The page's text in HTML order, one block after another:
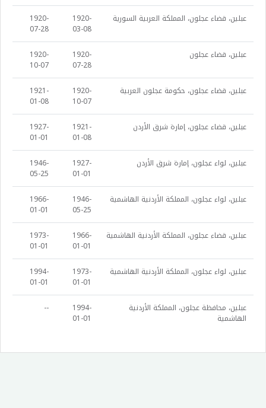
عبلين، قضاء عجلون، المملكة العربية السورية
1920-
03-08
1920-
07-28
عبلين، قضاء عجلون
1920-
07-28
1920-
10-07
عبلين، قضاء عجلون، حكومة عجلون العربية
1920-
10-07
1921-
01-08
عبلين، قضاء عجلون، إمارة شرق الأردن
1921-
01-08
1927-
01-01
عبلين، لواء عجلون، إمارة شرق الأردن
1927-
01-01
1946-
05-25
عبلين، لواء عجلون، المملكة الأردنية الهاشمية
1946-
05-25
1966-
01-01
عبلين، قضاء عجلون، المملكة الأردنية الهاشمية
1966-
01-01
1973-
01-01
عبلين، لواء عجلون، المملكة الأردنية الهاشمية
1973-
01-01
1994-
01-01
عبلين، محافظة عجلون، المملكة الأردنية
الهاشمية
1994-
01-01
--